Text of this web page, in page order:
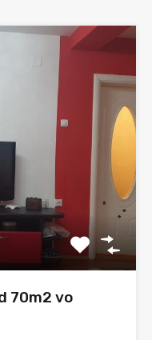
70m2 vo